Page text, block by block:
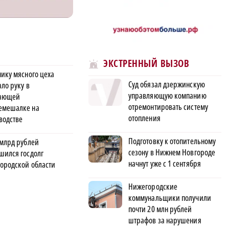
мясного цеха
руку в
на
рублей
госдолг
области
ЭКСТРЕННЫЙ ВЫЗОВ
Суд обязал дзержинскую
управляющую компанию
отремонтировать систему
отопления
Подготовку к отопительному
сезону в Нижнем Новгороде
начнут уже с 1 сентября
Нижегородские
коммунальщики получили
почти 20 млн рублей
штрафов за нарушения